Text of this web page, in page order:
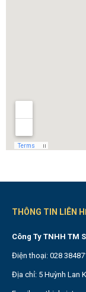
THÔNG TIN LIÊN
Công Ty TNHH TM
Điện thoại: 028
Địa chỉ: 5 Huỳnh Lan